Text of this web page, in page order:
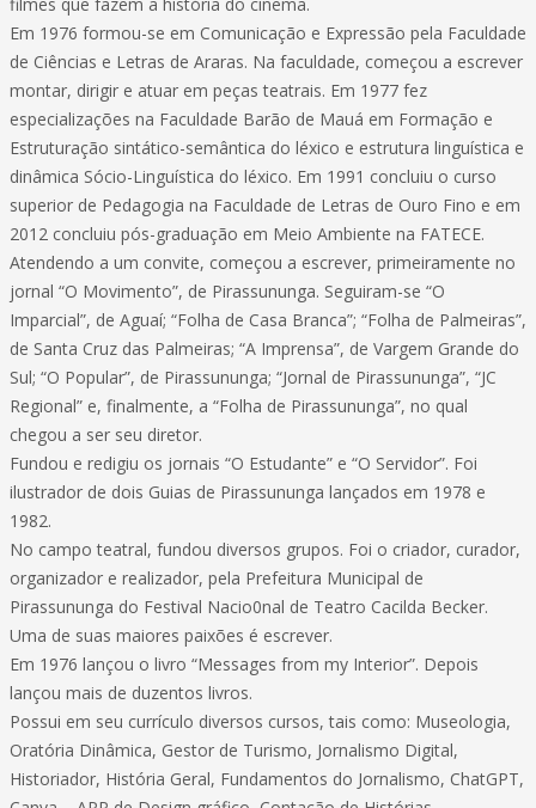
Em 1976 formou-se em Comunicação e Expressão pela Faculdade
de Ciências e Letras de Araras. Na faculdade, começou a escrever
montar, dirigir e atuar em peças teatrais. Em 1977 fez
especializações na Faculdade Barão de Mauá em Formação e
Estruturação sintático-semântica do léxico e estrutura linguística e
dinâmica Sócio-Linguística do léxico. Em 1991 concluiu o curso
superior de Pedagogia na Faculdade de Letras de Ouro Fino e em
2012 concluiu pós-graduação em Meio Ambiente na FATECE.
Atendendo a um convite, começou a escrever, primeiramente no
jornal “O Movimento”, de Pirassununga. Seguiram-se “O
Imparcial”, de Aguaí; “Folha de Casa Branca”; “Folha de Palmeiras”,
de Santa Cruz das Palmeiras; “A Imprensa”, de Vargem Grande do
Sul; “O Popular”, de Pirassununga; “Jornal de Pirassununga”, “JC
Regional” e, finalmente, a “Folha de Pirassununga”, no qual
chegou a ser seu diretor.
Fundou e redigiu os jornais “O Estudante” e “O Servidor”. Foi
ilustrador de dois Guias de Pirassununga lançados em 1978 e
1982.
No campo teatral, fundou diversos grupos. Foi o criador, curador,
organizador e realizador, pela Prefeitura Municipal de
Pirassununga do Festival Nacio0nal de Teatro Cacilda Becker.
Uma de suas maiores paixões é escrever.
Em 1976 lançou o livro “Messages from my Interior”. Depois
lançou mais de duzentos livros.
Possui em seu currículo diversos cursos, tais como: Museologia,
Oratória Dinâmica, Gestor de Turismo, Jornalismo Digital,
Historiador, História Geral, Fundamentos do Jornalismo, ChatGPT,